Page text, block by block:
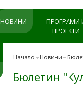
НОВИНИ
ПРОГРАМИ
ПРОЕКТИ
Начало Новини
Бюлетин